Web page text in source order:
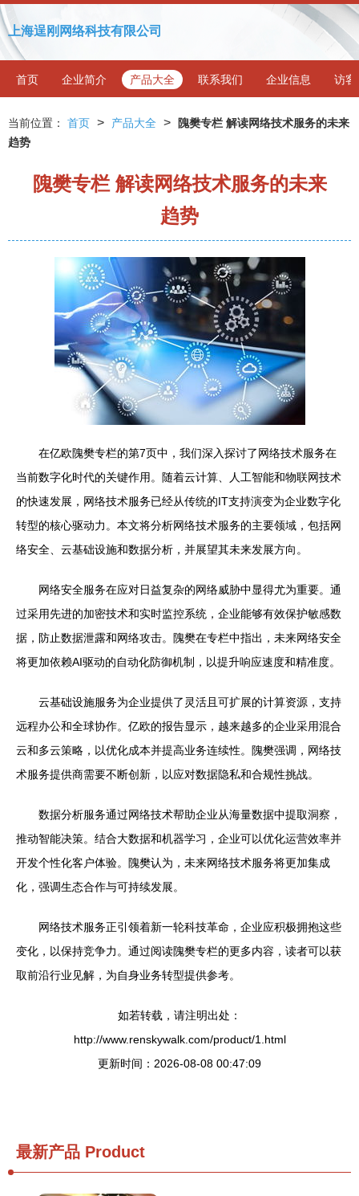
上海逞刚网络科技有限公司
首页 企业简介 产品大全 联系我们 企业信息 访客
当前位置： 首页 > 产品大全 >
隗樊专栏 解读网络技术服务的未来
趋势
隗樊专栏 解读网络技术服务的未来
趋势
在亿欧隗樊专栏的第7页中，我们深入探讨了网络技术服务在
当前数字化时代的关键作用。随着云计算、人工智能和物联网技术
的快速发展，网络技术服务已经从传统的IT支持演变为企业数字化
转型的核心驱动力。本文将分析网络技术服务的主要领域，包括网
络安全、云基础设施和数据分析，并展望其未来发展方向。
网络安全服务在应对日益复杂的网络威胁中显得尤为重要。通
过采用先进的加密技术和实时监控系统，企业能够有效保护敏感数
据，防止数据泄露和网络攻击。隗樊在专栏中指出，未来网络安全
将更加依赖AI驱动的自动化防御机制，以提升响应速度和精准度。
云基础设施服务为企业提供了灵活且可扩展的计算资源，支持
远程办公和全球协作。亿欧的报告显示，越来越多的企业采用混合
云和多云策略，以优化成本并提高业务连续性。隗樊强调，网络技
术服务提供商需要不断创新，以应对数据隐私和合规性挑战。
数据分析服务通过网络技术帮助企业从海量数据中提取洞察，
推动智能决策。结合大数据和机器学习，企业可以优化运营效率并
开发个性化客户体验。隗樊认为，未来网络技术服务将更加集成
化，强调生态合作与可持续发展。
网络技术服务正引领着新一轮科技革命，企业应积极拥抱这些
变化，以保持竞争力。通过阅读隗樊专栏的更多内容，读者可以获
取前沿行业见解，为自身业务转型提供参考。
如若转载，请注明出处：
http://www.renskywalk.com/product/1.html
更新时间：2026-08-08 00:47:09
最新产品 Product